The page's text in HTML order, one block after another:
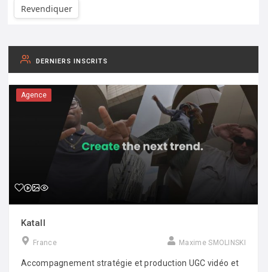
Revendiquer
DERNIERS INSCRITS
Agence
Katall
France Maxime SMOLINSKI
Accompagnement stratégie et production UGC vidéo et